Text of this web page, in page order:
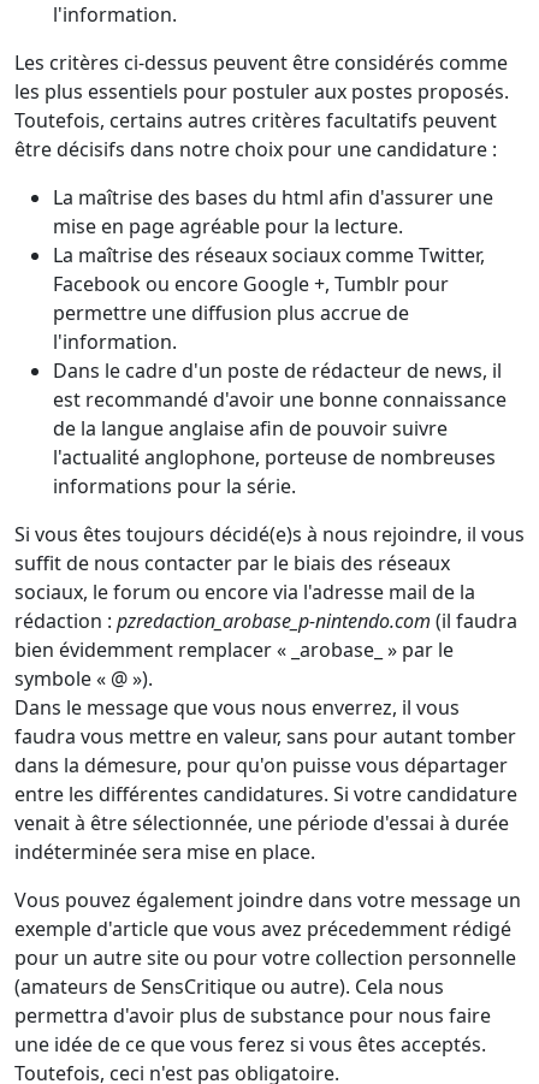
l'information.
Les critères ci-dessus peuvent être considérés comme
les plus essentiels pour postuler aux postes proposés.
Toutefois, certains autres critères facultatifs peuvent
être décisifs dans notre choix pour une candidature :
La maîtrise des bases du html afin d'assurer une
mise en page agréable pour la lecture.
La maîtrise des réseaux sociaux comme Twitter,
Facebook ou encore Google +, Tumblr pour
permettre une diffusion plus accrue de
l'information.
Dans le cadre d'un poste de rédacteur de news, il
est recommandé d'avoir une bonne connaissance
de la langue anglaise afin de pouvoir suivre
l'actualité anglophone, porteuse de nombreuses
informations pour la série.
Si vous êtes toujours décidé(e)s à nous rejoindre, il vous
suffit de nous contacter par le biais des réseaux
sociaux, le forum ou encore via l'adresse mail de la
rédaction : pzredaction_arobase_p-nintendo.com (il faudra
bien évidemment remplacer « _arobase_ » par le
symbole « @ »).
Dans le message que vous nous enverrez, il vous
faudra vous mettre en valeur, sans pour autant tomber
dans la démesure, pour qu'on puisse vous départager
entre les différentes candidatures. Si votre candidature
venait à être sélectionnée, une période d'essai à durée
indéterminée sera mise en place.
Vous pouvez également joindre dans votre message un
exemple d'article que vous avez précedemment rédigé
pour un autre site ou pour votre collection personnelle
(amateurs de SensCritique ou autre). Cela nous
permettra d'avoir plus de substance pour nous faire
une idée de ce que vous ferez si vous êtes acceptés.
Toutefois, ceci n'est pas obligatoire.